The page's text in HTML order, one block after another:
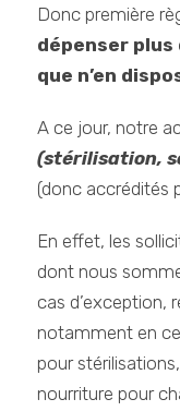
Donc première
dépenser
que n’en
A ce jour, notre
(stérilisation,
(donc accrédités
En effet, les
dont nous
cas d’exception,
notamment en
pour
nourriture pour